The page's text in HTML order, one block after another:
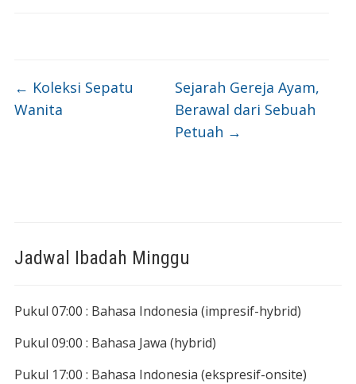
← Koleksi Sepatu
Wanita
Sejarah Gereja Ayam,
Berawal dari Sebuah
Petuah →
Jadwal Ibadah Minggu
Pukul 07:00 : Bahasa Indonesia (impresif-hybrid)
Pukul 09:00 : Bahasa Jawa (hybrid)
Pukul 17:00 : Bahasa Indonesia (ekspresif-onsite)